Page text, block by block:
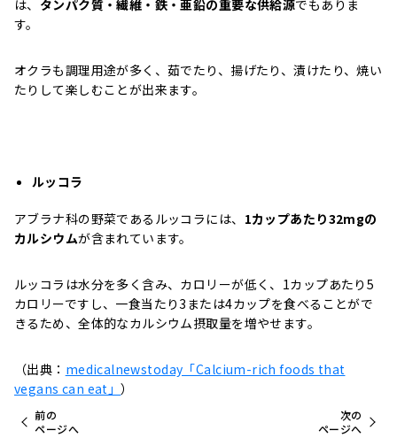
は、 タンパク質・繊維・鉄・亜鉛の重要な供給源でもありま
す。
オクラも調理用途が多く、茹でたり、揚げたり、漬けたり、焼い
たりして楽しむことが出来ます。
ルッコラ
アブラナ科の野菜であるルッコラには、 1カップあたり32mgの
カルシウムが含まれています。
ルッコラは水分を多く含み、カロリーが低く、1カップあたり5
カロリーですし、一食当たり3または4カップを食べることがで
きるため、全体的なカルシウム摂取量を増やせます。
（出典： medicalnewstoday「Calcium-rich foods that
vegans can eat」）
前の
ページへ
次の
ページへ